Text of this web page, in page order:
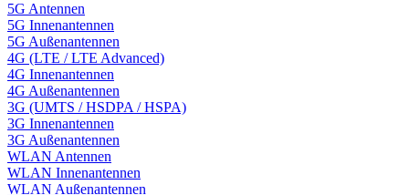
5G Antennen
5G Innenantennen
5G Außenantennen
4G (LTE / LTE Advanced)
4G Innenantennen
4G Außenantennen
3G (UMTS / HSDPA / HSPA)
3G Innenantennen
3G Außenantennen
WLAN Antennen
WLAN Innenantennen
WLAN Außenantennen